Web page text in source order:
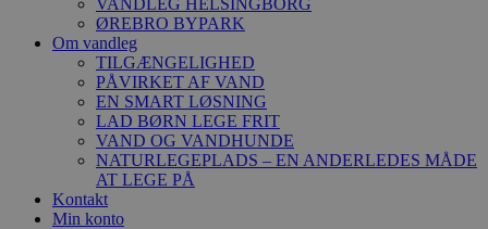
VANDLEG HELSINGBORG
ØREBRO BYPARK
Om vandleg
TILGÆNGELIGHED
PÅVIRKET AF VAND
EN SMART LØSNING
LAD BØRN LEGE FRIT
VAND OG VANDHUNDE
NATURLEGEPLADS – EN ANDERLEDES MÅDE
AT LEGE PÅ
Kontakt
Min konto